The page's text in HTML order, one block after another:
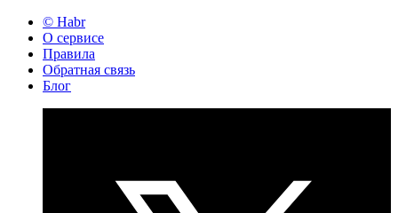
© Habr
О сервисе
Правила
Обратная связь
Блог